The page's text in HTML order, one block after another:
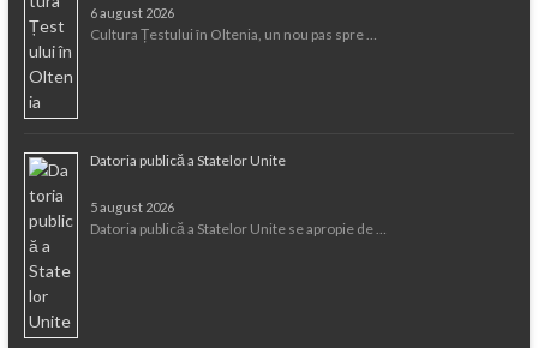
6 august 2026
Cultura Țestului în Oltenia, un nou pas spre …
Datoria publică a Statelor Unite
5 august 2026
Datoria publică a Statelor Unite se apropie de …